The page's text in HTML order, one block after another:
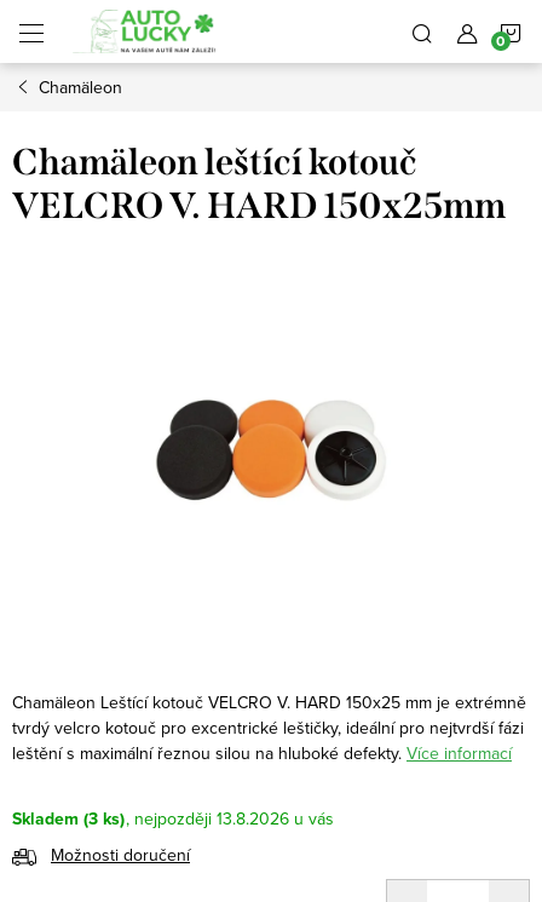
obsah
Chamäleon
Chamäleon leštící kotouč
VELCRO V. HARD 150x25mm
Chamäleon Leštící kotouč VELCRO V. HARD 150x25 mm je extrémně
tvrdý velcro kotouč pro excentrické leštičky, ideální pro nejtvrdší fázi
leštění s maximální řeznou silou na hluboké defekty. Více informací
Skladem (3 ks)
13.8.2026
Možnosti doručení